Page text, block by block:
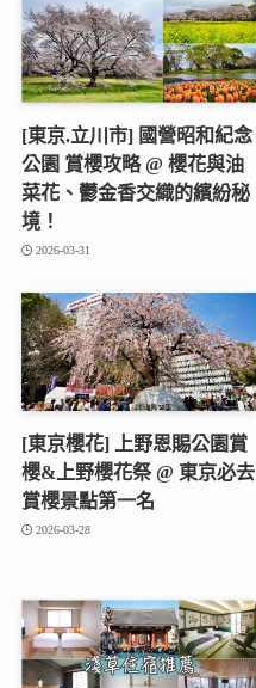
[東京.立川市] 國營昭和紀念
公園 賞櫻攻略 @ 櫻花與油
菜花、鬱金香交織的繽紛秘
境！
2026-03-31
[東京櫻花] 上野恩賜公園賞
櫻&上野櫻花祭 @ 東京必去
賞櫻景點第一名
2026-03-28